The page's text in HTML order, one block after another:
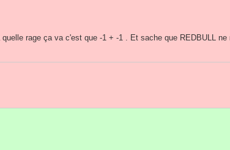
quelle rage ça va c'est que -1 + -1 . Et sache que REDBULL